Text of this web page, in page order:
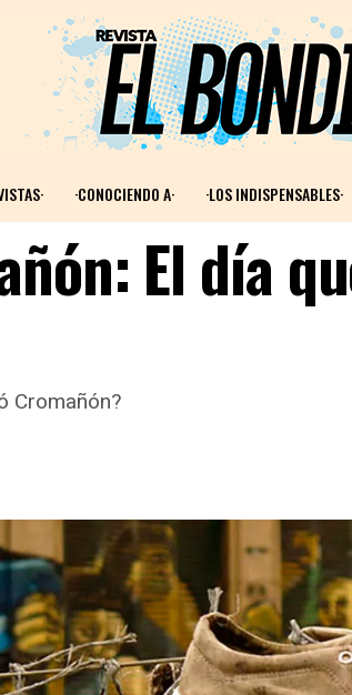
·CONOCIENDO A· ·LOS INDISPENSABLES·
El día
Cromañón?